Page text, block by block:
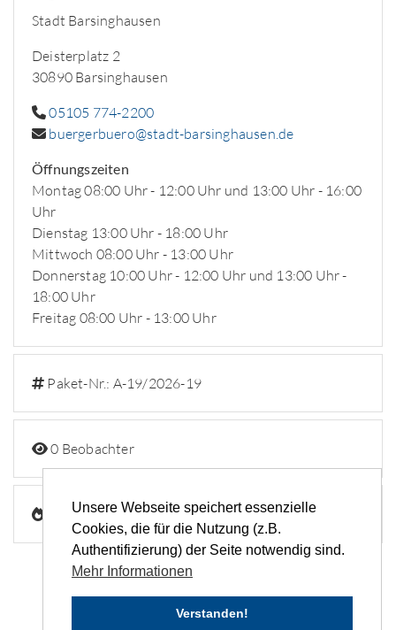
Unsere Webseite speichert essenzielle
Cookies, die für die Nutzung (z.B.
Authentifizierung) der Seite notwendig sind.
Mehr Informationen
Verstanden!
Stadt Barsinghausen
Deisterplatz 2
30890 Barsinghausen
05105 774-2200
buergerbuero@stadt-barsinghausen.de
Öffnungszeiten
Montag 08:00 Uhr - 12:00 Uhr und 13:00 Uhr - 16:00
Uhr
Dienstag 13:00 Uhr - 18:00 Uhr
Mittwoch 08:00 Uhr - 13:00 Uhr
Donnerstag 10:00 Uhr - 12:00 Uhr und 13:00 Uhr -
18:00 Uhr
Freitag 08:00 Uhr - 13:00 Uhr
Paket-Nr.: A-19/2026-19
0 Beobachter
105 Aufrufe